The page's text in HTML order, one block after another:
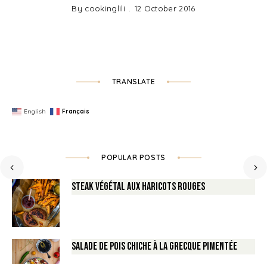
By cookinglili 12 October 2016
TRANSLATE
English Français
POPULAR POSTS
Steak végétal aux haricots rouges
Salade de Pois chiche à la Grecque pimentée